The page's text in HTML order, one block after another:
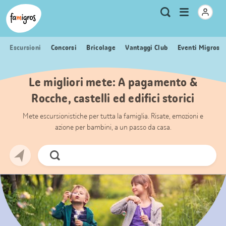
Navigazione
segnalibri
Header
Logo Metanavigazione
Ricerca
Apri
menu
Escursioni Concorsi Bricolage Vantaggi Club Eventi Migros
Le migliori mete: A pagamento &
Rocche, castelli ed edifici storici
Mete escursionistiche per tutta la famiglia. Risate, emozioni e
azione per bambini, a un passo da casa.
Cerca
ora